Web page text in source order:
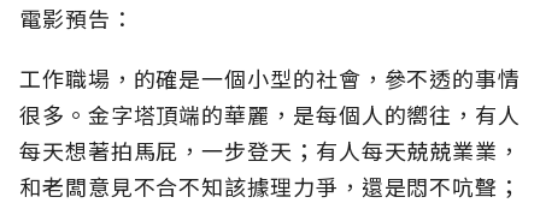
電影預告：
工作職場，的確是一個小型的社會，參不透的事情
很多。金字塔頂端的華麗，是每個人的嚮往，有人
每天想著拍馬屁，一步登天；有人每天兢兢業業，
和老闆意見不合不知該據理力爭，還是悶不吭聲；